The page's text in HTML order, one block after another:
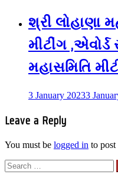
શ્રી લોહાણા
મીટીંગ
મહાસમિતિ
3 January 20233
Leave a Reply
You must be logged in to post
Search
for: